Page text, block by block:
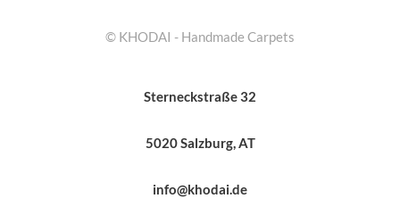
© KHODAI - Handmade Carpets
Sterneckstraße 32
5020 Salzburg, AT
info@khodai.de